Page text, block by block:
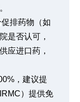
排药物（如
是否认可，
应进口药，
，建议提
）提供免